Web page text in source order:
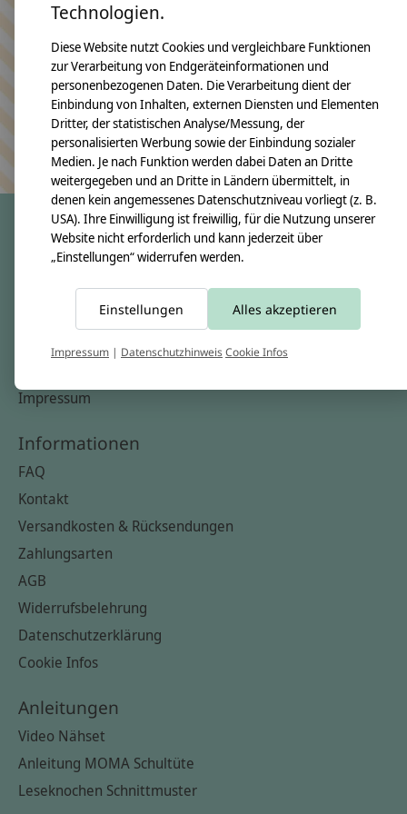
Bleiben Sie in Kontakt
Keine Sorge, wir übertreiben es nicht
crêpes suzette
Über uns
Unsere Creppies
Nähkästchen
Impressum
Informationen
FAQ
Kontakt
Versandkosten & Rücksendungen
Zahlungsarten
AGB
Widerrufsbelehrung
Datenschutzerklärung
Cookie Infos
Anleitungen
Video Nähset
Anleitung MOMA Schultüte
Leseknochen Schnittmuster
Technologien.
Diese Website nutzt Cookies und vergleichbare Funktionen
zur Verarbeitung von Endgeräteinformationen und
personenbezogenen Daten. Die Verarbeitung dient der
Einbindung von Inhalten, externen Diensten und Elementen
Dritter, der statistischen Analyse/Messung, der
personalisierten Werbung sowie der Einbindung sozialer
Medien. Je nach Funktion werden dabei Daten an Dritte
weitergegeben und an Dritte in Ländern übermittelt, in
denen kein angemessenes Datenschutzniveau vorliegt (z. B.
USA). Ihre Einwilligung ist freiwillig, für die Nutzung unserer
Website nicht erforderlich und kann jederzeit über
„Einstellungen“ widerrufen werden.
Einstellungen Alles akzeptieren
Impressum | DatenschutzhinweisCookie Infos